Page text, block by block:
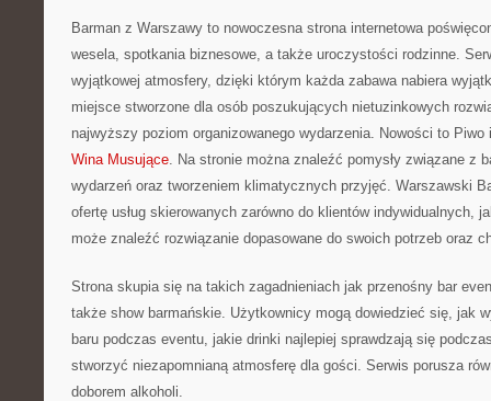
Barman z Warszawy to nowoczesna strona internetowa
wesela, spotkania biznesowe, a także uroczystości rodzinne.
wyjątkowej atmosfery, dzięki którym każda zabawa nabiera
miejsce stworzone dla osób poszukujących nietuzinkowych
najwyższy poziom organizowanego wydarzenia. Nowości to
Wina Musujące. Na stronie można znaleźć pomysły związane z
wydarzeń oraz tworzeniem klimatycznych przyjęć. Warszawski
ofertę usług skierowanych zarówno do klientów indywidualnych,
może znaleźć rozwiązanie dopasowane do swoich potrzeb oraz
Strona skupia się na takich zagadnieniach jak przenośny bar
także show barmańskie. Użytkownicy mogą dowiedzieć się, jak
baru podczas eventu, jakie drinki najlepiej sprawdzają się
stworzyć niezapomnianą atmosferę dla gości. Serwis porusza
doborem alkoholi.